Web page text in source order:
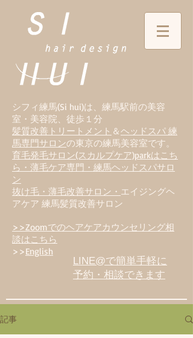
シフィ練馬(Si hui)は、 練馬駅前の美容
室・美容院、徒歩１分
髪質改善トリートメント ＆ヘッドスパ 練
馬専門サロンの東京の練馬美容室です。
育毛発毛サロン(スカルプケア)parkはこち
ら・薄毛ケア専門・練馬ヘッドスパサロ
ン
抜け毛・薄毛改善サロン・ エイジングヘ
アケア 練馬髪質改善サロン
>>Zoomでのヘアケアカウンセリング相
談はこちら
>>English
LINE@で簡単手軽に
予約・相談できます
記事